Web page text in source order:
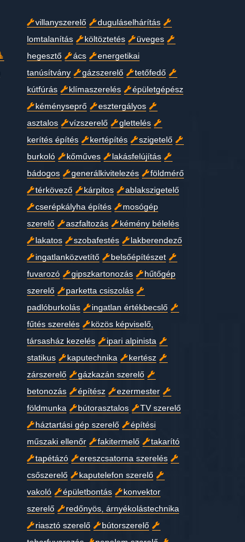
villanyszerelő
duguláselhárítás
lomtalanítás
költöztetés
üveges
hegesztő
ács
energetikai
tanúsítvány
gázszerelő
tetőfedő
kútfúrás
klímaszerelés
épületgépész
kéményseprő
esztergályos
asztalos
vízszerelő
glettelés
kerítés építés
kertépítés
szigetelő
burkoló
kőműves
lakásfelújítás
bádogos
generálkivitelezés
földmérő
térkövező
kárpitos
ablakszigetelő
cserépkályha építés
mosógép
szerelő
aszfaltozás
kémény bélelés
lakatos
szobafestés
lakberendező
ingatlanközvetítő
belsőépítészet
fuvarozó
gipszkartonozás
hűtőgép
szerelő
parketta csiszolás
padlóburkolás
ingatlan értékbecslő
fűtés szerelés
közös képviselő,
társasház kezelés
ipari alpinista
statikus
kaputechnika
kertész
zárszerelő
gázkazán szerelő
betonozás
építész
ezermester
földmunka
bútorasztalos
TV szerelő
háztartási gép szerelő
építési
műszaki ellenőr
fakitermelő
takarító
tapétázó
ereszcsatorna szerelés
csőszerelő
kaputelefon szerelő
vakoló
épületbontás
konvektor
szerelő
redőnyös, árnyékolástechnika
riasztó szerelő
bútorszerelő